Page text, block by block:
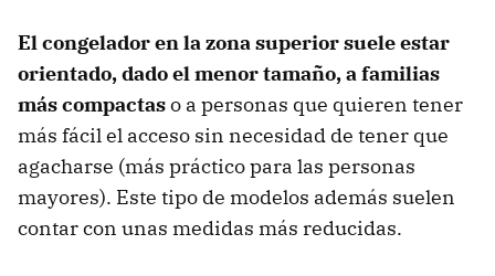
El congelador en la zona superior suele estar
orientado, dado el menor tamaño, a familias
más compactaso a personas que quieren tener
más fácil el acceso sin necesidad de tener que
agacharse (más práctico para las personas
mayores). Este tipo de modelos además suelen
contar con unas medidas más reducidas.